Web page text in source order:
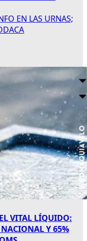
EN LAS URNAS;
VITAL LÍQUIDO:
Y 65%